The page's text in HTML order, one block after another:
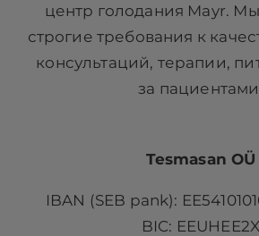
центр голодания Mayr.
строгие требования к
консультаций, терапии,
за
Tesmasan OÜ
IBAN (SEB pank):
BIC: EEUHEE2X